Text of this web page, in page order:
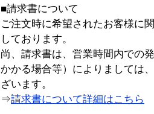
■請求書について
ご注文時に希望されたお客様に
しております。
尚、請求書は、営業時間内での
かかる場合等）によりましては
ざいます。
⇒請求書について詳細はこちら